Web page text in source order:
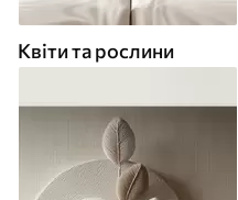
Квіти та рослини